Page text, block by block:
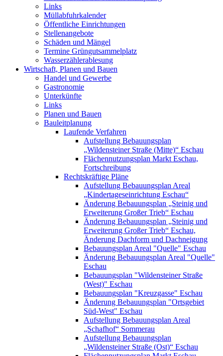
Links
Müllabfuhrkalender
Öffentliche Einrichtungen
Stellenangebote
Schäden und Mängel
Termine Grüngutsammelplatz
Wasserzählerablesung
Wirtschaft, Planen und Bauen
Handel und Gewerbe
Gastronomie
Unterkünfte
Links
Planen und Bauen
Bauleitplanung
Laufende Verfahren
Aufstellung Bebauungsplan
„Wildensteiner Straße (Mitte)“ Eschau
Flächennutzungsplan Markt Eschau,
Fortschreibung
Rechtskräftige Pläne
Aufstellung Bebauungsplan Areal
„Kindertageseinrichtung Eschau“
Änderung Bebauungsplan „Steinig und
Erweiterung Großer Trieb“ Eschau
Änderung Bebauungsplan „Steinig und
Erweiterung Großer Trieb“ Eschau,
Änderung Dachform und Dachneigung
Bebauungsplan Areal "Quelle" Eschau
Änderung Bebauungsplan Areal "Quelle"
Eschau
Bebauungsplan "Wildensteiner Straße
(West)" Eschau
Bebauungsplan "Kreuzgasse" Eschau
Änderung Bebauungsplan "Ortsgebiet
Süd-West" Eschau
Aufstellung Bebauungsplan Areal
„Schafhof“ Sommerau
Aufstellung Bebauungsplan
„Wildensteiner Straße (Ost)“ Eschau